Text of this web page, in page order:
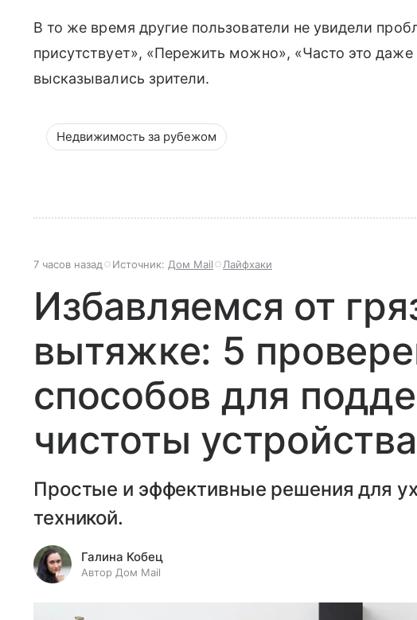
В то же время другие пользователи не увидели
присутствует», «Пережить можно», «Часто это
высказывались зрители.
Недвижимость за рубежом
7 часов назад Источник: Дом Mail Лайфхаки
Избавляемся от
вытяжке: 5
способов для
чистоты устройства
Простые и эффективные решения для
техникой.
Галина Кобец
Автор Дом Mail